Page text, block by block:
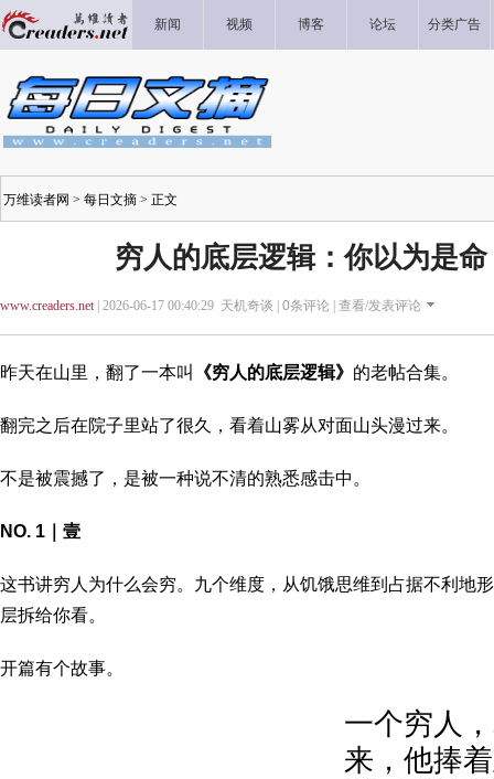
新闻 视频 博客 论坛 分类广告
万维读者网 > 每日文摘 > 正文
穷人的底层逻辑：你以为是
www.creaders.net| 2026-06-17 00:40:29 天机奇谈 | 0条评论 | 查看/发表评论
昨天在山里，翻了一本叫 《穷人的底层逻辑》 的老帖合集。
翻完之后在院子里站了很久，看着山雾从对面山头漫过来。
不是被震撼了，是被一种说不清的熟悉感击中。
NO. 1｜壹
这书讲穷人为什么会穷。九个维度，从饥饿思维到占据不利地
层拆给你看。
开篇有个故事。
一个穷人
来，他捧